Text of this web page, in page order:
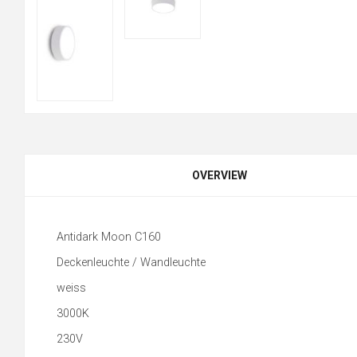
OVERVIEW
Antidark Moon C160
Deckenleuchte / Wandleuchte
weiss
3000K
230V